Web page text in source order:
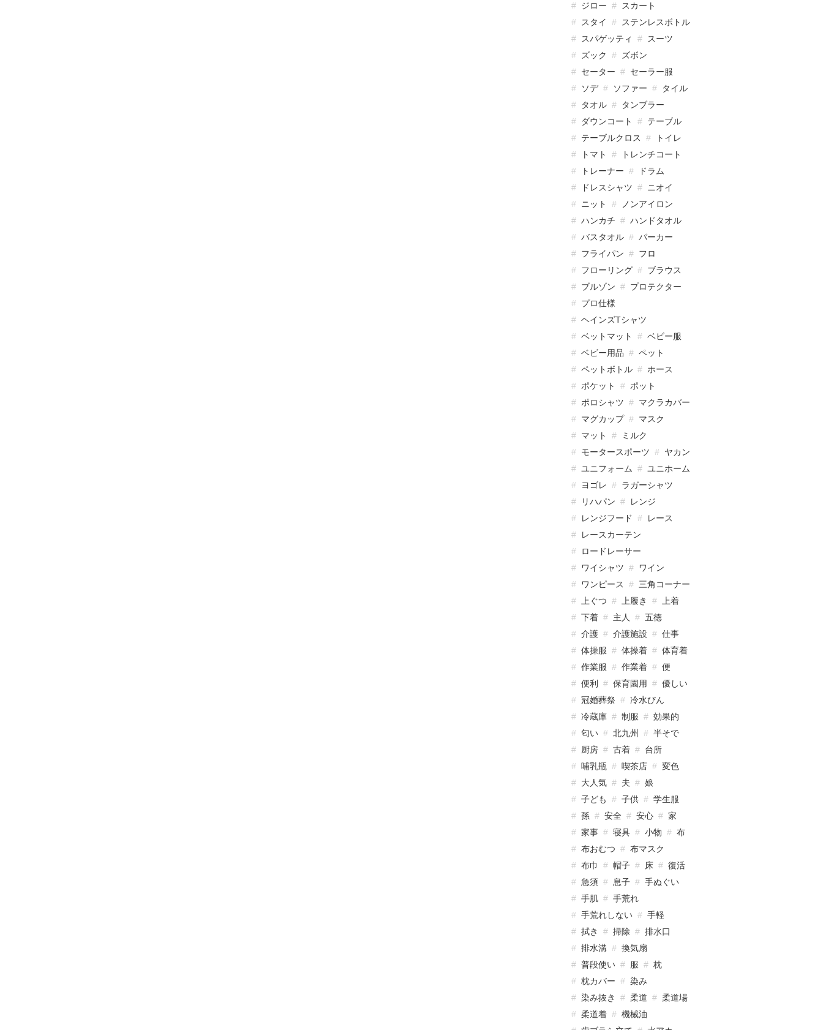
ジロー
スカート
スタイ
ステンレスボトル
スパゲッティ
スーツ
ズック
ズボン
セーター
セーラー服
ソデ
ソファー
タイル
タオル
タンブラー
ダウンコート
テーブル
テーブルクロス
トイレ
トマト
トレンチコート
トレーナー
ドラム
ドレスシャツ
ニオイ
ニット
ノンアイロン
ハンカチ
ハンドタオル
バスタオル
パーカー
フライパン
フロ
フローリング
ブラウス
ブルゾン
プロテクター
プロ仕様
ヘインズTシャツ
ベットマット
ベビー服
ベビー用品
ペット
ペットボトル
ホース
ポケット
ポット
ポロシャツ
マクラカバー
マグカップ
マスク
マット
ミルク
モータースポーツ
ヤカン
ユニフォーム
ユニホーム
ヨゴレ
ラガーシャツ
リハパン
レンジ
レンジフード
レース
レースカーテン
ロードレーサー
ワイシャツ
ワイン
ワンピース
三角コーナー
上ぐつ
上履き
上着
下着
主人
五徳
介護
介護施設
仕事
体操服
体操着
体育着
作業服
作業着
便
便利
保育園用
優しい
冠婚葬祭
冷水びん
冷蔵庫
制服
効果的
匂い
北九州
半そで
厨房
古着
台所
哺乳瓶
喫茶店
変色
大人気
夫
娘
子ども
子供
学生服
孫
安全 安心
家
家事
寝具 小物
布
布おむつ
布マスク
布巾
帽子 床
復活
急須
息子
手ぬぐい
手肌
手荒れ
手荒れしない
手軽
拭き
掃除
排水口
排水溝
換気扇
普段使い
服
枕
枕カバー
染み
染み抜き
柔道
柔道場
柔道着
機械油